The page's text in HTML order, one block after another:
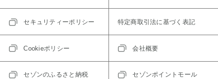
セキュリティーポリシー 特定商取引法に基づく表記
Cookieポリシー 会社概要
セゾンのふるさと納税 セゾンポイントモール